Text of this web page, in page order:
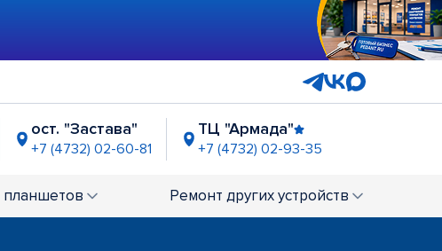
ост. "Застава"
+7 (4732) 02-60-81
ТЦ "Армада"
+7 (4732) 02-93-35
+7 (4732) 02-60-93
планшетов Ремонт других устройств